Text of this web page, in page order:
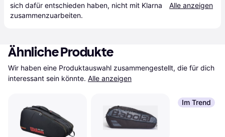
sich dafür entschieden haben, nicht mit Klarna
zusammenzuarbeiten.
Alle anzeigen
Ähnliche Produkte
Wir haben eine Produktauswahl zusammengestellt, die für dich
interessant sein könnte. Alle anzeigen
Im Trend